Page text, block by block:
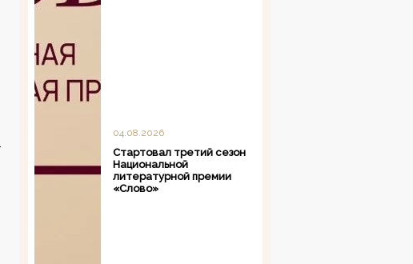
04.08.2026
Стартовал третий сезон
Национальной
литературной премии
«Слово»